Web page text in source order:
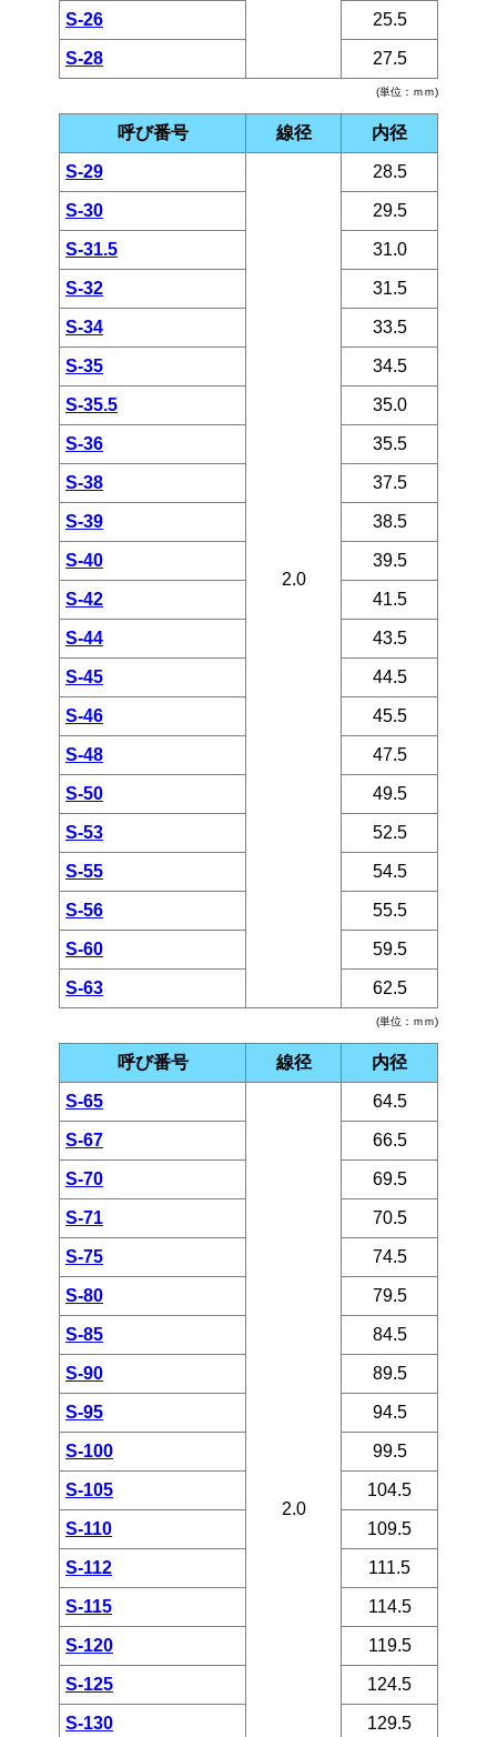
(単位：ｍｍ)
S-26 25.5
S-28 27.5
(単位：ｍｍ)
呼び番号 線径 内径
S-29
2.0
28.5
S-30 29.5
S-31.5 31.0
S-32 31.5
S-34 33.5
S-35 34.5
S-35.5 35.0
S-36 35.5
S-38 37.5
S-39 38.5
S-40 39.5
S-42 41.5
S-44 43.5
S-45 44.5
S-46 45.5
S-48 47.5
S-50 49.5
S-53 52.5
S-55 54.5
S-56 55.5
S-60 59.5
S-63 62.5
呼び番号 線径 内径
S-65
2.0
64.5
S-67 66.5
S-70 69.5
S-71 70.5
S-75 74.5
S-80 79.5
S-85 84.5
S-90 89.5
S-95 94.5
S-100 99.5
S-105 104.5
S-110 109.5
S-112 111.5
S-115 114.5
S-120 119.5
S-125 124.5
S-130 129.5